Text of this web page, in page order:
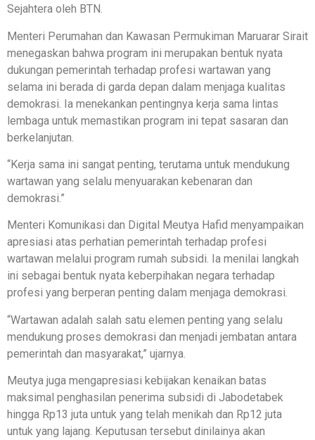
Sejahtera oleh BTN.
Menteri Perumahan dan Kawasan Permukiman Maruarar Sirait
menegaskan bahwa program ini merupakan bentuk nyata
dukungan pemerintah terhadap profesi wartawan yang
selama ini berada di garda depan dalam menjaga kualitas
demokrasi. Ia menekankan pentingnya kerja sama lintas
lembaga untuk memastikan program ini tepat sasaran dan
berkelanjutan.
“Kerja sama ini sangat penting, terutama untuk mendukung
wartawan yang selalu menyuarakan kebenaran dan
demokrasi.”
Menteri Komunikasi dan Digital Meutya Hafid menyampaikan
apresiasi atas perhatian pemerintah terhadap profesi
wartawan melalui program rumah subsidi. Ia menilai langkah
ini sebagai bentuk nyata keberpihakan negara terhadap
profesi yang berperan penting dalam menjaga demokrasi.
“Wartawan adalah salah satu elemen penting yang selalu
mendukung proses demokrasi dan menjadi jembatan antara
pemerintah dan masyarakat,” ujarnya.
Meutya juga mengapresiasi kebijakan kenaikan batas
maksimal penghasilan penerima subsidi di Jabodetabek
hingga Rp13 juta untuk yang telah menikah dan Rp12 juta
untuk yang lajang. Keputusan tersebut dinilainya akan